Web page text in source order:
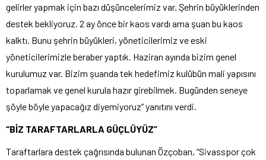
gelirler yapmak için bazı düşüncelerimiz var. Şehrin büyüklerinden
destek bekliyoruz. 2 ay önce bir kaos vardı ama şuan bu kaos
kalktı. Bunu şehrin büyükleri, yöneticilerimiz ve eski
yöneticilerimizle beraber yaptık. Haziran ayında bizim genel
kurulumuz var. Bizim şuanda tek hedefimiz kulübün mali yapısını
toparlamak ve genel kurula hazır girebilmek. Bugünden seneye
şöyle böyle yapacağız diyemiyoruz” yanıtını verdi.
“BİZ TARAFTARLARLA GÜÇLÜYÜZ”
Taraftarlara destek çağrısında bulunan Özçoban, “Sivasspor çok